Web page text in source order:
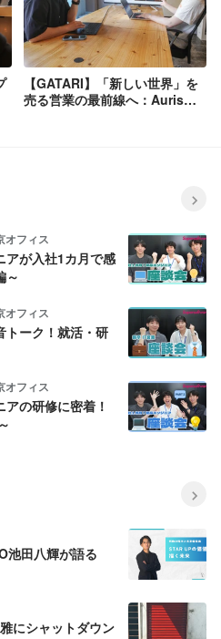
【GATARI】「新しい世界」を
売る営業の最前線へ：Aurisで
オフィス
アが入社1カ月で感
～
オフィス
トーク！就活・研
オフィス
アの研修に密着！
池田八輝が語る
にシャットダウン